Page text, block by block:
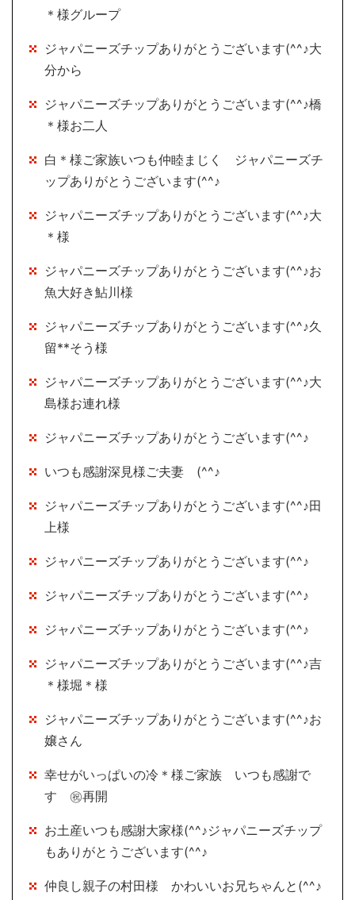
＊様グループ
ジャパニーズチップありがとうございます(^^♪大
分から
ジャパニーズチップありがとうございます(^^♪橋
＊様お二人
白＊様ご家族いつも仲睦まじく ジャパニーズチ
ップありがとうございます(^^♪
ジャパニーズチップありがとうございます(^^♪大
＊様
ジャパニーズチップありがとうございます(^^♪お
魚大好き鮎川様
ジャパニーズチップありがとうございます(^^♪久
留**そう様
ジャパニーズチップありがとうございます(^^♪大
島様お連れ様
ジャパニーズチップありがとうございます(^^♪
いつも感謝深見様ご夫妻 (^^♪
ジャパニーズチップありがとうございます(^^♪田
上様
ジャパニーズチップありがとうございます(^^♪
ジャパニーズチップありがとうございます(^^♪
ジャパニーズチップありがとうございます(^^♪
ジャパニーズチップありがとうございます(^^♪吉
＊様堀＊様
ジャパニーズチップありがとうございます(^^♪お
嬢さん
幸せがいっぱいの冷＊様ご家族 いつも感謝で
す ㊗再開
お土産いつも感謝大家様(^^♪ジャパニーズチップ
もありがとうございます(^^♪
仲良し親子の村田様 かわいいお兄ちゃんと(^^♪